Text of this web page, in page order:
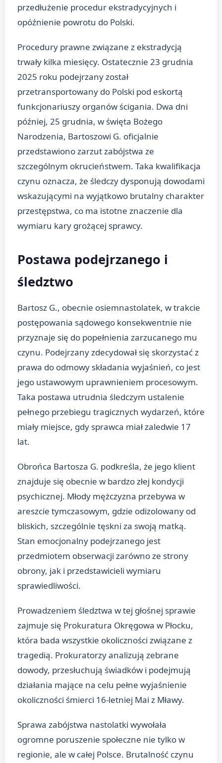
przedłużenie procedur ekstradycyjnych i
opóźnienie powrotu do Polski.
Procedury prawne związane z ekstradycją
trwały kilka miesięcy. Ostatecznie 23 grudnia
2025 roku podejrzany został
przetransportowany do Polski pod eskortą
funkcjonariuszy organów ścigania. Dwa dni
później, 25 grudnia, w święta Bożego
Narodzenia, Bartoszowi G. oficjalnie
przedstawiono zarzut zabójstwa ze
szczególnym okrucieństwem. Taka kwalifikacja
czynu oznacza, że śledczy dysponują dowodami
wskazującymi na wyjątkowo brutalny charakter
przestępstwa, co ma istotne znaczenie dla
wymiaru kary grożącej sprawcy.
Postawa podejrzanego i
śledztwo
Bartosz G., obecnie osiemnastolatek, w trakcie
postępowania sądowego konsekwentnie nie
przyznaje się do popełnienia zarzucanego mu
czynu. Podejrzany zdecydował się skorzystać z
prawa do odmowy składania wyjaśnień, co jest
jego ustawowym uprawnieniem procesowym.
Taka postawa utrudnia śledczym ustalenie
pełnego przebiegu tragicznych wydarzeń, które
miały miejsce, gdy sprawca miał zaledwie 17
lat.
Obrońca Bartosza G. podkreśla, że jego klient
znajduje się obecnie w bardzo złej kondycji
psychicznej. Młody mężczyzna przebywa w
areszcie tymczasowym, gdzie odizolowany od
bliskich, szczególnie tęskni za swoją matką.
Stan emocjonalny podejrzanego jest
przedmiotem obserwacji zarówno ze strony
obrony, jak i przedstawicieli wymiaru
sprawiedliwości.
Prowadzeniem śledztwa w tej głośnej sprawie
zajmuje się Prokuratura Okręgowa w Płocku,
która bada wszystkie okoliczności związane z
tragedią. Prokuratorzy analizują zebrane
dowody, przesłuchują świadków i podejmują
działania mające na celu pełne wyjaśnienie
okoliczności śmierci 16-letniej Mai z Mławy.
Sprawa zabójstwa nastolatki wywołała
ogromne poruszenie społeczne nie tylko w
regionie, ale w całej Polsce. Brutalność czynu